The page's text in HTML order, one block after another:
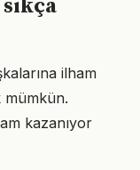
ilham
mümkün.
kazanıyor